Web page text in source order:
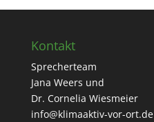
Kontakt
Sprecherteam
Jana Weers und
Dr. Cornelia Wiesmeier
info@klimaaktiv-vor-ort.de